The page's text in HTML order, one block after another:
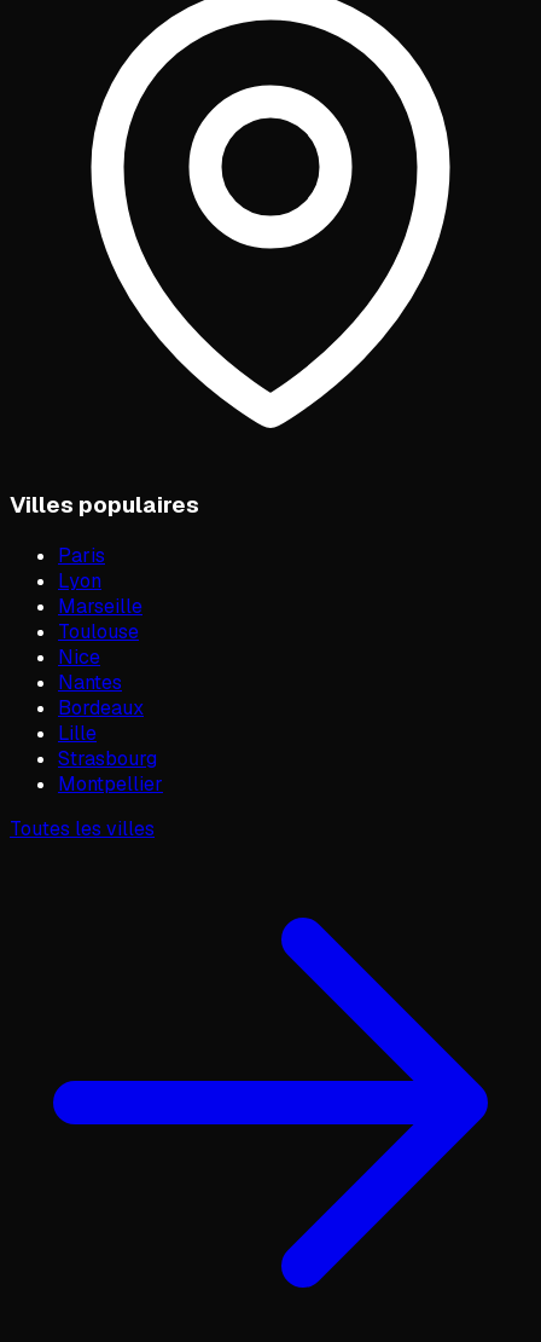
Villes populaires
Paris
Lyon
Marseille
Toulouse
Nice
Nantes
Bordeaux
Lille
Strasbourg
Montpellier
Toutes les villes